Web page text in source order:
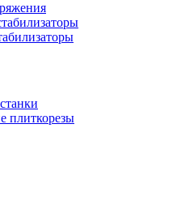
плиткорезы